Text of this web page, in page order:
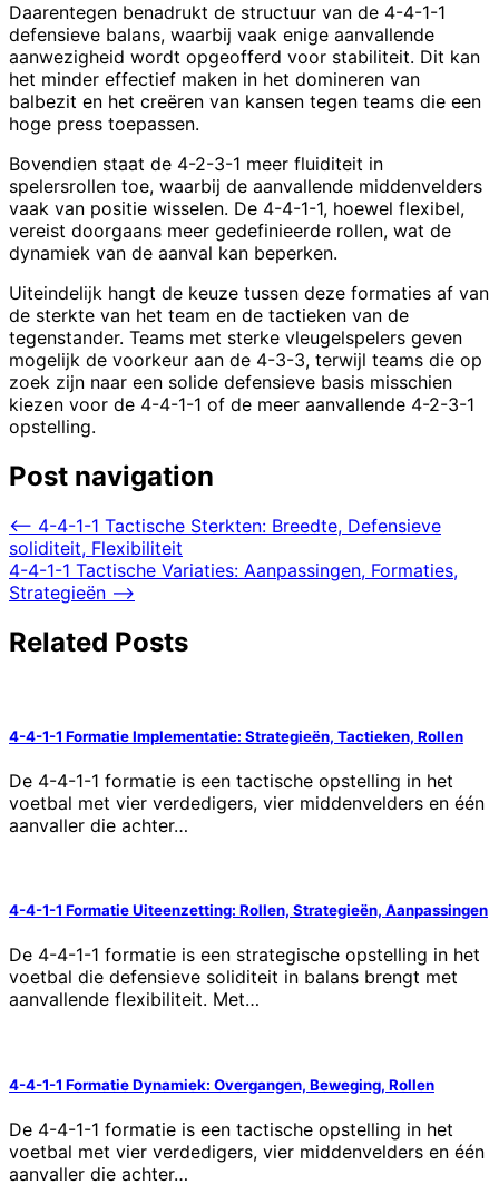
Daarentegen benadrukt de structuur van de 4-4-1-1
defensieve balans, waarbij vaak enige aanvallende
aanwezigheid wordt opgeofferd voor stabiliteit. Dit kan
het minder effectief maken in het domineren van
balbezit en het creëren van kansen tegen teams die een
hoge press toepassen.
Bovendien staat de 4-2-3-1 meer fluiditeit in
spelersrollen toe, waarbij de aanvallende middenvelders
vaak van positie wisselen. De 4-4-1-1, hoewel flexibel,
vereist doorgaans meer gedefinieerde rollen, wat de
dynamiek van de aanval kan beperken.
Uiteindelijk hangt de keuze tussen deze formaties af van
de sterkte van het team en de tactieken van de
tegenstander. Teams met sterke vleugelspelers geven
mogelijk de voorkeur aan de 4-3-3, terwijl teams die op
zoek zijn naar een solide defensieve basis misschien
kiezen voor de 4-4-1-1 of de meer aanvallende 4-2-3-1
opstelling.
Post navigation
⟵ 4-4-1-1 Tactische Sterkten: Breedte, Defensieve
soliditeit, Flexibiliteit
4-4-1-1 Tactische Variaties: Aanpassingen, Formaties,
Strategieën ⟶
Related Posts
4-4-1-1 Formatie Implementatie: Strategieën, Tactieken, Rollen
De 4-4-1-1 formatie is een tactische opstelling in het
voetbal met vier verdedigers, vier middenvelders en één
aanvaller die achter…
4-4-1-1 Formatie Uiteenzetting: Rollen, Strategieën, Aanpassingen
De 4-4-1-1 formatie is een strategische opstelling in het
voetbal die defensieve soliditeit in balans brengt met
aanvallende flexibiliteit. Met…
4-4-1-1 Formatie Dynamiek: Overgangen, Beweging, Rollen
De 4-4-1-1 formatie is een tactische opstelling in het
voetbal met vier verdedigers, vier middenvelders en één
aanvaller die achter…